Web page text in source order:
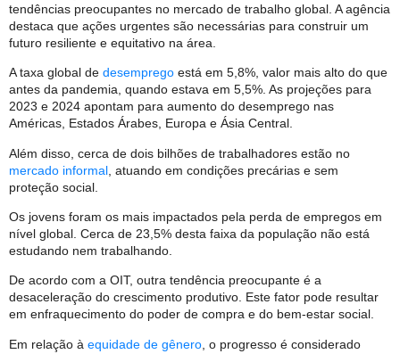
tendências preocupantes no mercado de trabalho global. A agência
destaca que ações urgentes são necessárias para construir um
futuro resiliente e equitativo na área.
A taxa global de desemprego está em 5,8%, valor mais alto do que
antes da pandemia, quando estava em 5,5%. As projeções para
2023 e 2024 apontam para aumento do desemprego nas
Américas, Estados Árabes, Europa e Ásia Central.
Além disso, cerca de dois bilhões de trabalhadores estão no
mercado informal , atuando em condições precárias e sem
proteção social.
Os jovens foram os mais impactados pela perda de empregos em
nível global. Cerca de 23,5% desta faixa da população não está
estudando nem trabalhando.
De acordo com a OIT, outra tendência preocupante é a
desaceleração do crescimento produtivo. Este fator pode resultar
em enfraquecimento do poder de compra e do bem-estar social.
Em relação à equidade de gênero , o progresso é considerado